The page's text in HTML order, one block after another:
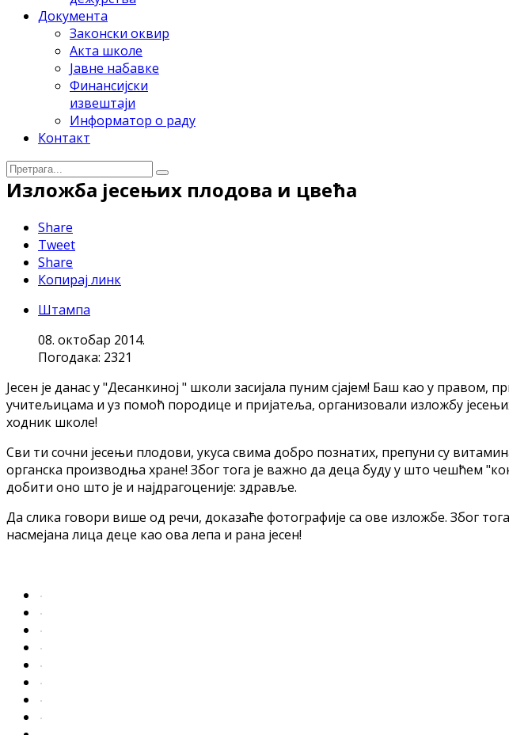
Документа
Законски оквир
Акта школе
Јавне набавке
Финансијски
извештаји
Информатор о раду
Контакт
Изложба јесењих плодова и цвећа
Share
Tweet
Share
Копирај линк
Штампа
08. октобар 2014.
Погодака: 2321
Јесен је данас у "Десанкиној " школи засијала пуним сјајем! Баш као у
учитељицама и уз помоћ породице и пријатеља, организовали изложбу
ходник школе!
Сви ти сочни јесењи плодови, укуса свима добро познатих, препуни су
органска производња хране! Због тога је важно да деца буду у што чешћем
добити оно што је и најдрагоценије: здравље.
Да слика говори више од речи, доказаће фотографије са ове изложбе. Због
насмејана лица деце као ова лепа и рана јесен!